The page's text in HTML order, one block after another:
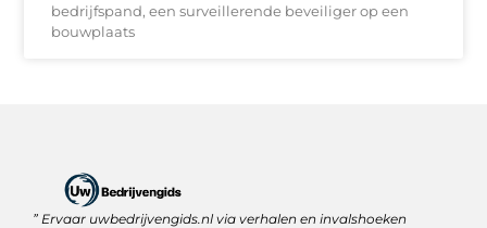
bedrijfspand, een surveillerende beveiliger op een
bouwplaats
” Ervaar uwbedrijvengids.nl via verhalen en invalshoeken